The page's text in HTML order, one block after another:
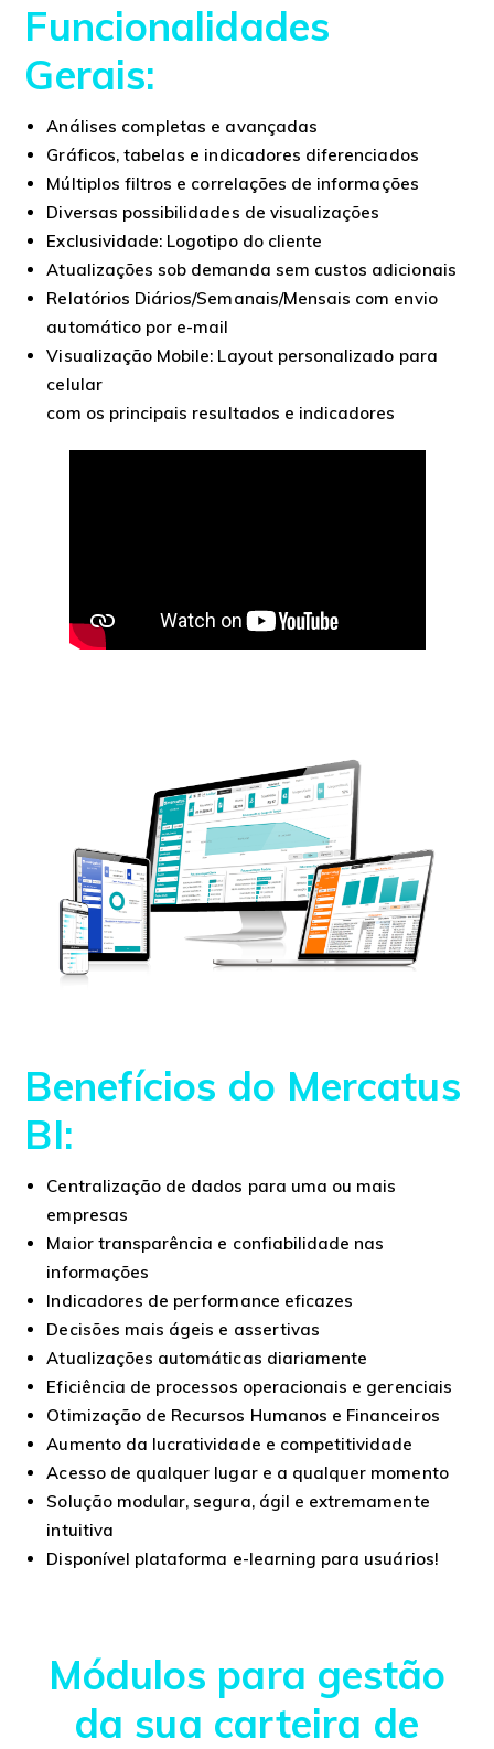
Funcionalidades
Gerais:
Análises completas e avançadas
Gráficos, tabelas e indicadores diferenciados
Múltiplos filtros e correlações de informações
Diversas possibilidades de visualizações
Exclusividade: Logotipo do cliente
Atualizações sob demanda sem custos adicionais
Relatórios Diários/Semanais/Mensais com envio
automático por e-mail
Visualização Mobile: Layout personalizado para
celular
com os principais resultados e indicadores
Benefícios do Mercatus
BI:
Centralização de dados para uma ou mais
empresas
Maior transparência e confiabilidade nas
informações
Indicadores de performance eficazes
Decisões mais ágeis e assertivas
Atualizações automáticas diariamente
Eficiência de processos operacionais e gerenciais
Otimização de Recursos Humanos e Financeiros
Aumento da lucratividade e competitividade
Acesso de qualquer lugar e a qualquer momento
Solução modular, segura, ágil e extremamente
intuitiva
Disponível plataforma e-learning para usuários!
Módulos para gestão
da sua carteira de